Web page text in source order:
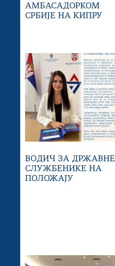
АМБАСАДОРКОМ
СРБИЈЕ НА КИПРУ
ВОДИЧ ЗА ДРЖАВНЕ
СЛУЖБЕНИКЕ НА
ПОЛОЖАЈУ